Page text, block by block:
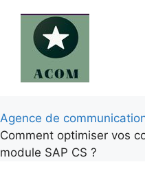
contenu
Agence de
Comment optimiser vos
module SAP CS ?